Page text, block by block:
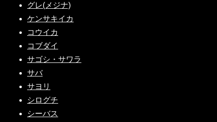
グレ(メジナ)
ケンサキイカ
コウイカ
コブダイ
サゴシ・サワラ
サバ
サヨリ
シログチ
シーバス